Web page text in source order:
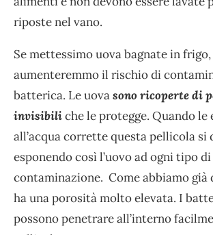
riposte nel vano.
Se mettessimo uova bagnate in frigo,
aumenteremmo il rischio di
batterica. Le uovasono ricoperte di
invisibiliche le protegge. Quando le
all’acqua corrette questa pellicola si
esponendo così l’uovo ad ogni tipo di
contaminazione. Come abbiamo già
ha una porosità molto elevata. I
possono penetrare all’interno